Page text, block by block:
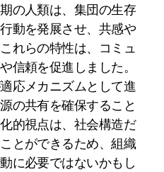
の人類は、集団の生存
動を発展させ、共感や
れらの特性は、コミュ
信頼を促進しました。
応メカニズムとして進
の共有を確保すること
的視点は、社会構造だ
とができるため、組織
に必要ではないかもし